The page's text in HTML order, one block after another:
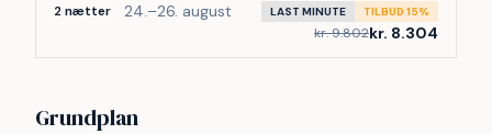
2 nætter 24.–26. august LAST MINUTE TILBUD 15%
kr. 9.802kr. 8.304
Grundplan